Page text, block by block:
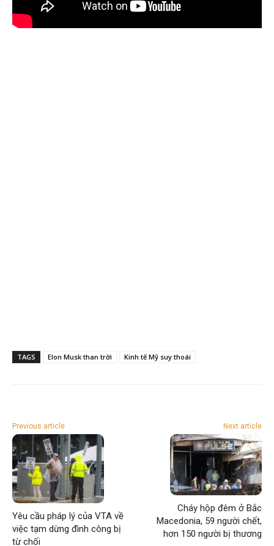
TAGS Elon Musk than trời Kinh tế Mỹ suy thoái
Previous article
Yêu cầu pháp lý của VTA về
việc tạm dừng đình công bị
từ chối
Next article
Cháy hộp đêm ở Bắc
Macedonia, 59 người chết,
hơn 150 người bị thương